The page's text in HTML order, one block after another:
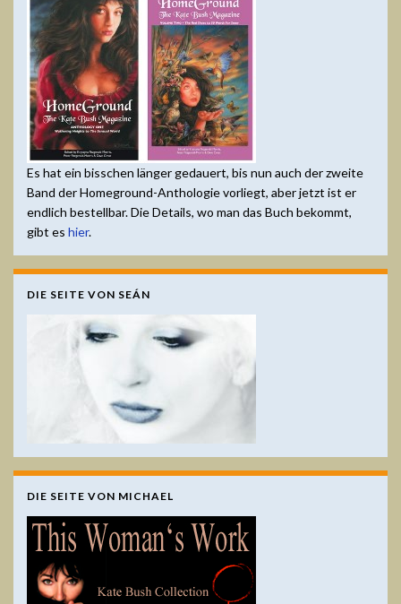
Es hat ein bisschen länger gedauert, bis nun auch der zweite
Band der Homeground-Anthologie vorliegt, aber jetzt ist er
endlich bestellbar. Die Details, wo man das Buch bekommt,
gibt es hier.
DIE SEITE VON SEÁN
DIE SEITE VON MICHAEL